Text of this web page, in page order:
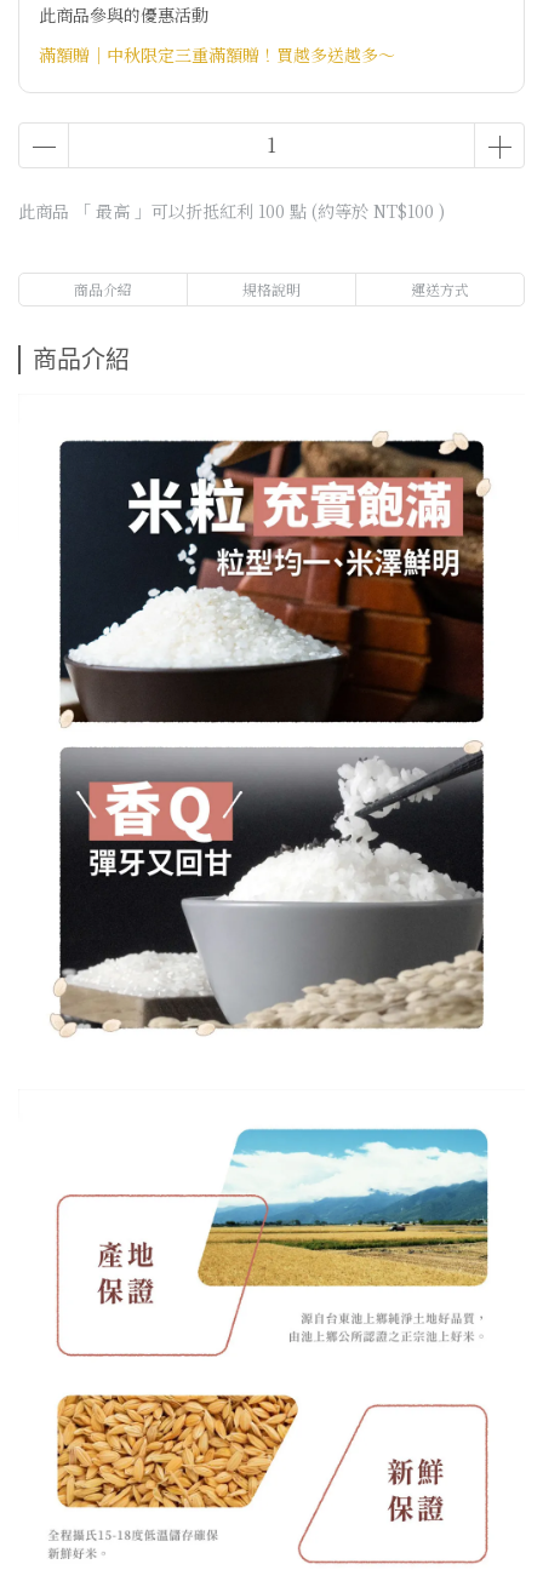
此商品參與的優惠活動
滿額贈｜中秋限定三重滿額贈！買越多送越多～
此商品 「 最高 」可以折抵紅利 100 點 (約等於 NT$100 )
商品介紹 規格說明 運送方式
商品介紹